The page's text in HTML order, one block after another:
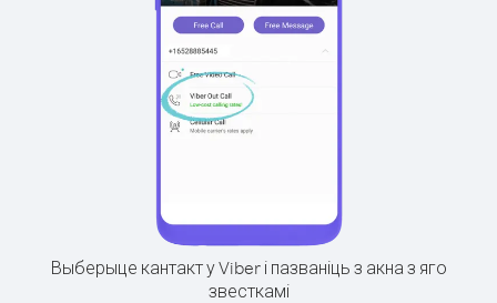
Выберыце кантакт у Viber і пазваніць з акна з яго
звесткамі